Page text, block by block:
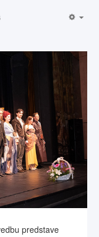
predstave